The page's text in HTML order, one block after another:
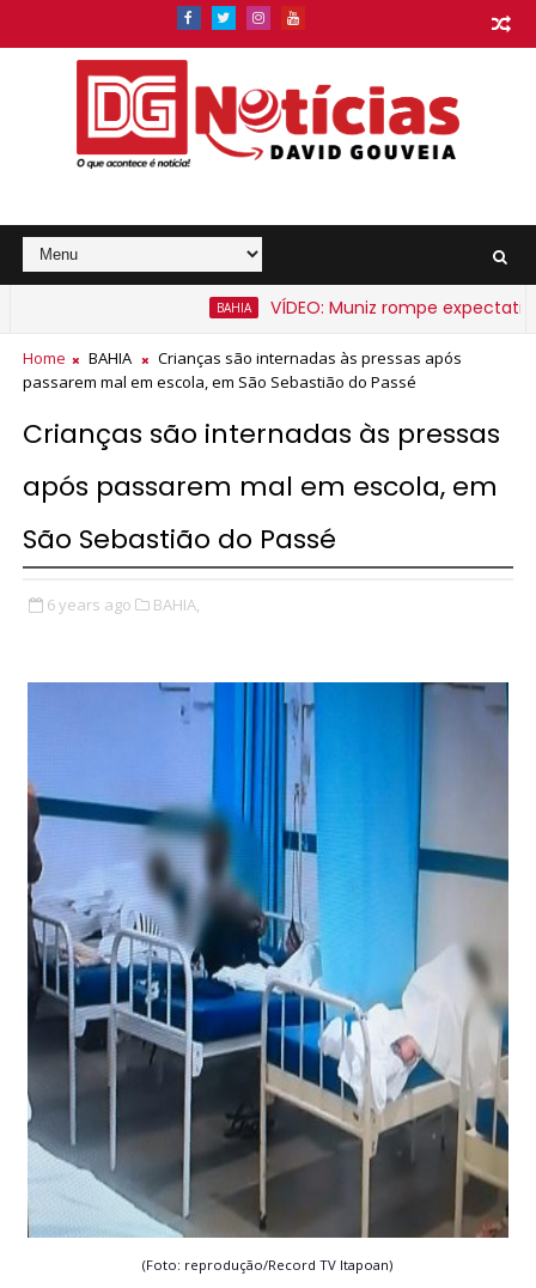
VÍDEO: Muniz rompe expectativa e
Home BAHIA
Crianças são internadas às pressas após
passarem mal em escola, em São Sebastião do Passé
Crianças são internadas às pressas
após passarem mal em escola, em
São Sebastião do Passé
6 years ago BAHIA,
(Foto: reprodução/Record TV Itapoan)